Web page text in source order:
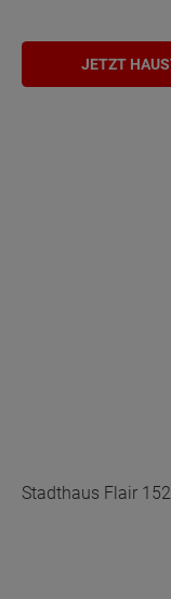
JETZT
Stadthaus Flair